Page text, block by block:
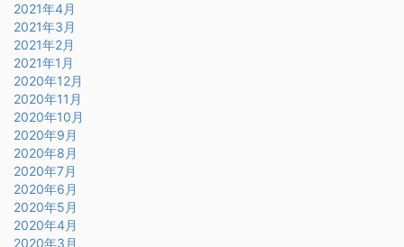
2021年4月
2021年3月
2021年2月
2021年1月
2020年12月
2020年11月
2020年10月
2020年9月
2020年8月
2020年7月
2020年6月
2020年5月
2020年4月
2020年3月